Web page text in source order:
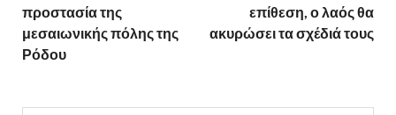
προστασία της
μεσαιωνικής πόλης της
Ρόδου
επίθεση, ο λαός θα
ακυρώσει τα σχέδιά τους